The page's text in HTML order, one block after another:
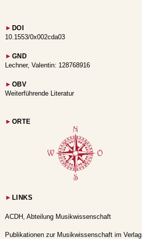
► DOI
10.1553/0x002cda03
► GND
Lechner, Valentin: 128768916
► OBV
Weiterführende Literatur
► ORTE
► LINKS
ACDH, Abteilung Musikwissenschaft
Publikationen zur Musikwissenschaft im Verlag